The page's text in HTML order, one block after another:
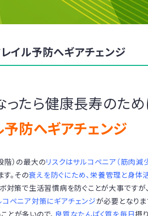
イル予防へギアチェンジ
たら健康長寿のた
予防へギアチェンジ
階）の最大のリスクはサルコペニア（筋肉減
。その衰えを防ぐにため、栄養管理と身体
対策で生活習慣病を防ぐことが大事ですが
ペニア対策にギアチェンジが必要となりま
とが多いので、 良質なたんぱく質を毎日摂